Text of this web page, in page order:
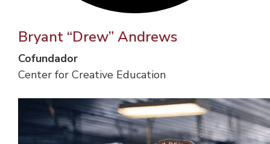
Bryant “Drew” Andrews
Cofundador
Center for Creative Education